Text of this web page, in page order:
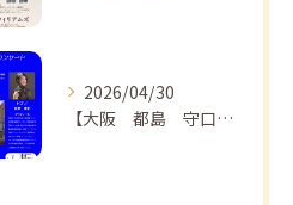
2026/04/30
【大阪 都島 守口】ヴァイオリン教室❣️NAOMIミュージックスクール🎵ヴァイオリン講師 上田哲子先生のコンサートのご案内❗️